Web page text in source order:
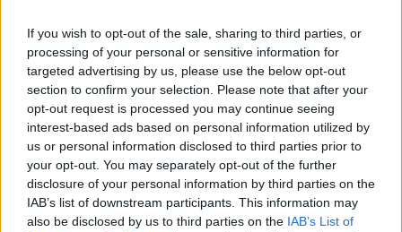
If you wish to opt-out of the sale, sharing to third parties, or
processing of your personal or sensitive information for
targeted advertising by us, please use the below opt-out
section to confirm your selection. Please note that after your
opt-out request is processed you may continue seeing
interest-based ads based on personal information utilized by
us or personal information disclosed to third parties prior to
your opt-out. You may separately opt-out of the further
disclosure of your personal information by third parties on the
IAB’s list of downstream participants. This information may
also be disclosed by us to third parties on the IAB’s List of